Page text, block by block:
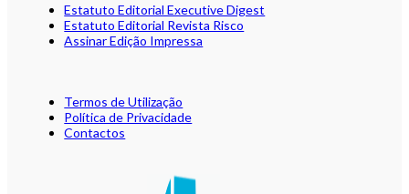
Estatuto Editorial Executive Digest
Estatuto Editorial Revista Risco
Assinar Edição Impressa
Termos de Utilização
Política de Privacidade
Contactos